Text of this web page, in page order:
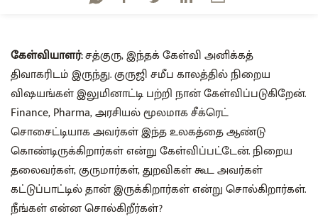
கேள்வியாளர்:சத்குரு, இந்தக் கேள்வி அனிக்கத்
திவாகரிடம் இருந்து. குருஜி சமீப காலத்தில் நிறைய
விஷயங்கள் இலுமினாட்டி பற்றி நான் கேள்விப்படுகிறேன்.
Finance, Pharma, அரசியல் மூலமாக சீக்ரெட்
சொசைட்டியாக அவர்கள் இந்த உலகத்தை ஆண்டு
கொண்டிருக்கிறார்கள் என்று கேள்விப்பட்டேன். நிறைய
தலைவர்கள், குருமார்கள், துறவிகள் கூட அவர்கள்
கட்டுப்பாட்டில் தான் இருக்கிறார்கள் என்று சொல்கிறார்கள்.
நீங்கள் என்ன சொல்கிறீர்கள்?